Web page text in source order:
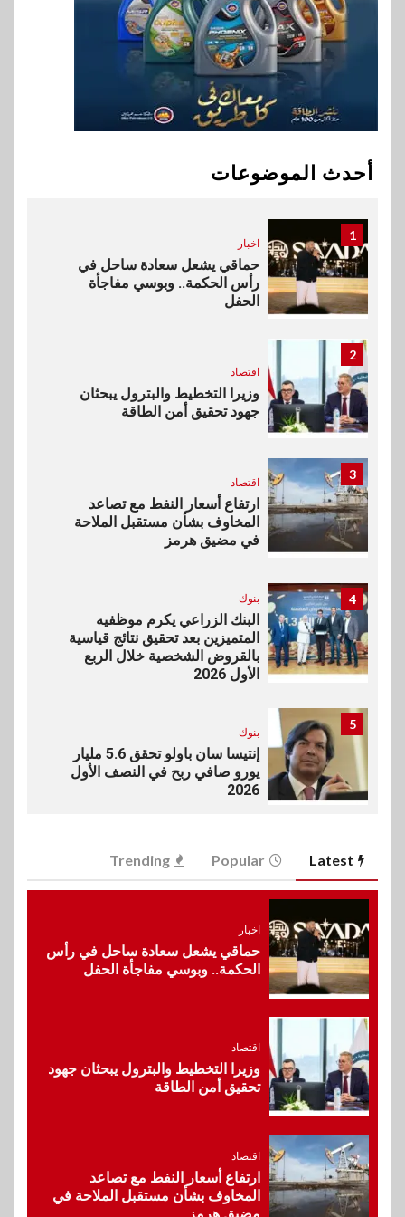
أحدث الموضوعات
فيكسد مصر و”حلول” تتشاركان
في تطوير أول منصة للسياحة
الصحية في مصر والشرق الأوسط
وأفريقيا Tour4Cure
سوق وصلة
جهازًا مثاليًا للشباب
1
اخبار
حماقي يشعل سعادة ساحل في
رأس الحكمة.. وبوسي مفاجأة
الحفل
2
اقتصاد
وزيرا التخطيط والبترول يبحثان
جهود تحقيق أمن الطاقة
3
اقتصاد
ارتفاع أسعار النفط مع تصاعد
المخاوف بشأن مستقبل الملاحة
في مضيق هرمز
4 بنوك
البنك الزراعي يكرم موظفيه
المتميزين بعد تحقيق نتائج قياسية
بالقروض الشخصية خلال الربع
الأول 2026
5
بنوك
إنتيسا سان باولو تحقق 5.6 مليار
يورو صافي ربح في النصف الأول
2026
غرفة القاهرة تنظم ندوة إلكترونية
لدعم الصادرات وتحقيق
7
بنوك
8
بنوك
للنمو والتوسع
9 اخبار
Latest
Popular
Trending
اخبار
حماقي يشعل سعادة ساحل في رأس
الحكمة.. وبوسي مفاجأة الحفل
اقتصاد
وزيرا التخطيط والبترول يبحثان جهود
تحقيق أمن الطاقة
اقتصاد
ارتفاع أسعار النفط مع تصاعد
المخاوف بشأن مستقبل الملاحة في